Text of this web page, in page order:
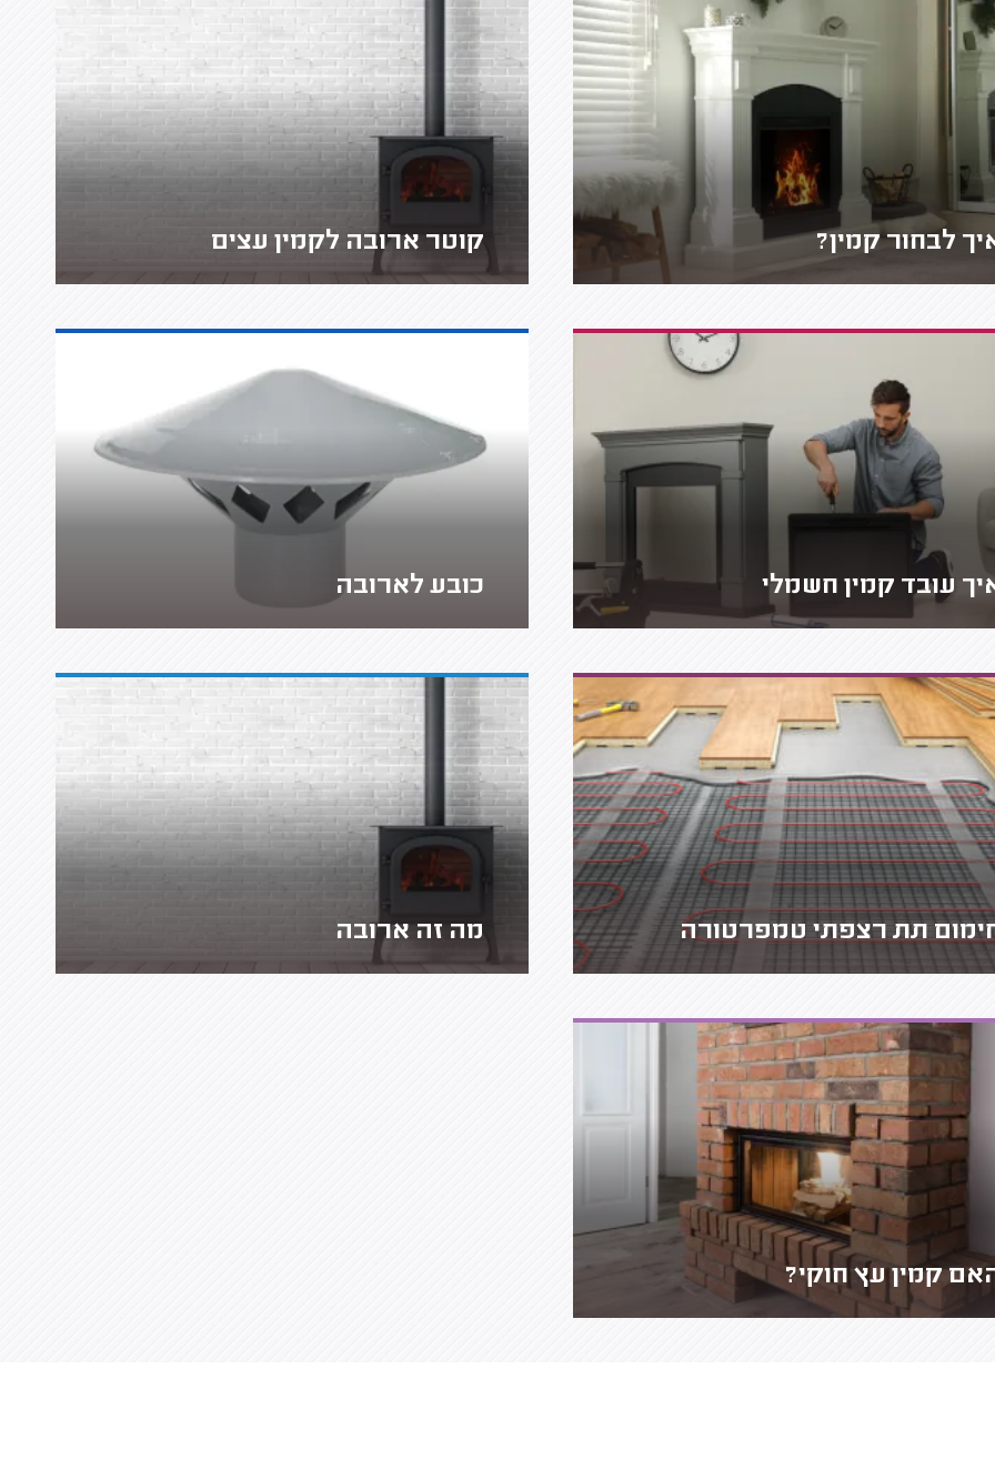
לבחור קמין? קוטר ארובה לקמין עצים
עובד קמין חשמלי כובע לארובה
תת רצפתי טמפרטורה מה זה ארובה
קמין עץ חוקי?